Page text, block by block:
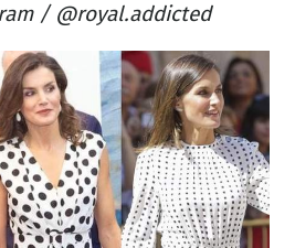
/ @royal.addicted